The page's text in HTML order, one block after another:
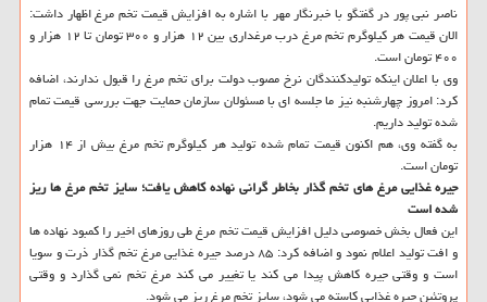
ناصر نبی پور در گفتگو با خبرنگار مهر با اشاره به افزایش قیمت تخم مرغ اظهار داشت:
الان قیمت هر کیلوگرم تخم مرغ درب مرغداری بین ۱۲ هزار و ۳۰۰ تومان تا ۱۲ هزار و
۴۰۰ تومان است.
وی با اعلان اینکه تولیدکنندگان نرخ مصوب دولت برای تخم مرغ را قبول ندارند، اضافه
کرد: امروز چهارشنبه نیز ما جلسه ای با مسئولان سازمان حمایت جهت بررسی قیمت تمام
شده تولید داریم.
به گفته وی، هم اکنون قیمت تمام شده تولید هر کیلوگرم تخم مرغ بیش از ۱۴ هزار
تومان است.
جیره غذایی مرغ های تخم گذار بخاطر گرانی نهاده کاهش یافت؛ سایز تخم مرغ ها ریز
شده است
این فعال بخش خصوصی دلیل افزایش قیمت تخم مرغ طی روزهای اخیر را کمبود نهاده ها
و افت تولید اعلام نمود و اضافه کرد: ۸۵ درصد جیره غذایی مرغ تخم گذار ذرت و سویا
است و وقتی جیره کاهش پیدا می کند یا تغییر می کند مرغ تخم نمی گذارد و وقتی
پروتئین جیره غذایی کاسته می شود، سایز تخم مرغ ریز می شود.